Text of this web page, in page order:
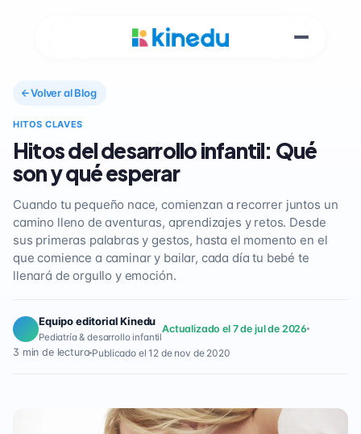
Volver al Blog
HITOS CLAVES
Hitos del desarrollo infantil: Qué
son y qué esperar
Cuando tu pequeño nace, comienzan a recorrer juntos un
camino lleno de aventuras, aprendizajes y retos. Desde
sus primeras palabras y gestos, hasta el momento en el
que comience a caminar y bailar, cada día tu bebé te
llenará de orgullo y emoción.
Equipo editorial Kinedu
Pediatría & desarrollo infantil
Actualizado el 7 de jul de 2026
3 min de lectura Publicado el 12 de nov de 2020